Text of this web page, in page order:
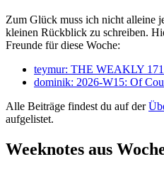
Zum Glück muss ich nicht alleine
kleinen Rückblick zu schreiben.
Freunde für diese Woche:
teymur: THE WEAKLY
dominik: 2026-W15: Of
Alle Beiträge findest du auf der
aufgelistet.
Weeknotes aus